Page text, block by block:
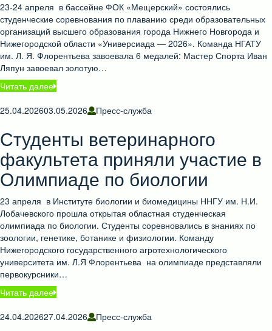
23-24 апреля в бассейне ФОК «Мещерский» состоялись
студенческие соревнования по плаванию среди образовательных
организаций высшего образования города Нижнего Новгорода и
Нижегородской области «Универсиада — 2026». Команда НГАТУ
им. Л. Я. Флорентьева завоевала 6 медалей: Мастер Спорта Иван
Ляпун завоевал золотую…
Читать далее
25.04.202603.05.2026 Пресс-служба
Студенты ветеринарного
факультета приняли участие в
Олимпиаде по биологии
23 апреля в Институте биологии и биомедицины ННГУ им. Н.И.
Лобачевского прошла открытая областная студенческая
олимпиада по биологии. Студенты соревновались в знаниях по
зоологии, генетике, ботанике и физиологии. Команду
Нижегородского государственного агротехнологического
университета им. Л.Я Флорентьева на олимпиаде представляли
первокурсники…
Читать далее
24.04.202627.04.2026 Пресс-служба